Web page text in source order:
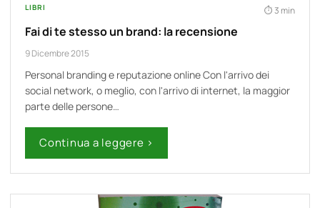
LIBRI 3 min
Fai di te stesso un brand: la recensione
9 Dicembre 2015
Personal branding e reputazione online Con l'arrivo dei
social network, o meglio, con l'arrivo di internet, la maggior
parte delle persone…
Continua a leggere ›